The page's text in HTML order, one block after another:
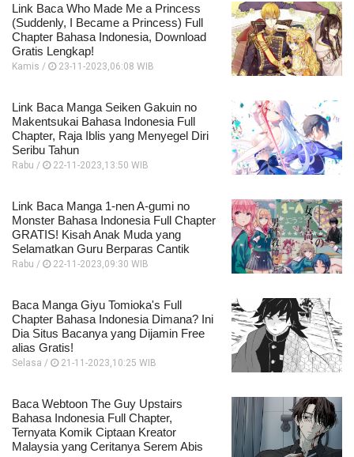
Link Baca Who Made Me a Princess
(Suddenly, I Became a Princess) Full
Chapter Bahasa Indonesia, Download
Gratis Lengkap!
Kamis / 23-11-2023,06:08 WIB
Link Baca Manga Seiken Gakuin no
Makentsukai Bahasa Indonesia Full
Chapter, Raja Iblis yang Menyegel Diri
Seribu Tahun
Rabu / 22-11-2023,13:50 WIB
Link Baca Manga 1-nen A-gumi no
Monster Bahasa Indonesia Full Chapter
GRATIS! Kisah Anak Muda yang
Selamatkan Guru Berparas Cantik
Rabu / 22-11-2023,09:30 WIB
Baca Manga Giyu Tomioka's Full
Chapter Bahasa Indonesia Dimana? Ini
Dia Situs Bacanya yang Dijamin Free
alias Gratis!
Selasa / 21-11-2023,10:25 WIB
Baca Webtoon The Guy Upstairs
Bahasa Indonesia Full Chapter,
Ternyata Komik Ciptaan Kreator
Malaysia yang Ceritanya Serem Abis